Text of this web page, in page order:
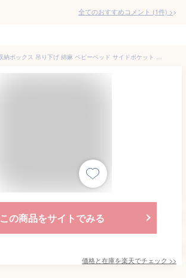
全てのおすすめコメント (1件) >
ベッドサイド 収納ボックス 吊り下げ 綿麻 ベビーベッド サイドポケット おむつ入れ オムツケース 哺乳類 おもちゃ 収納ケース 小物整理 仕切り 大容量 スマホ 書類 リモコン 小物入れ 雑貨収納 車座席 マジックテープ
この商品をサイトでみる
価格と在庫を楽天でチェック >>